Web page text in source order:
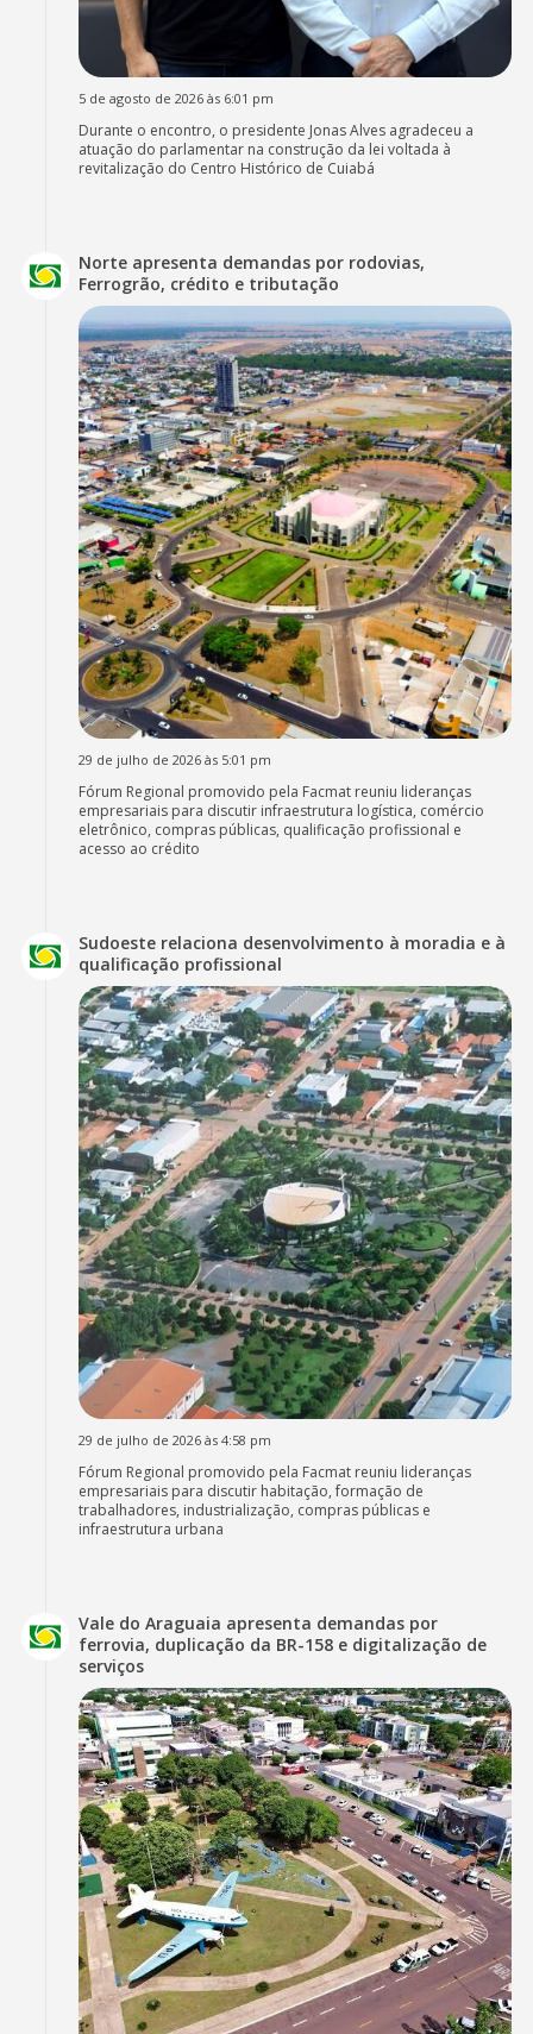
5 de agosto de 2026 às 6:01 pm
Durante o encontro, o presidente Jonas Alves agradeceu a
atuação do parlamentar na construção da lei voltada à
revitalização do Centro Histórico de Cuiabá
Norte apresenta demandas por rodovias,
Ferrogrão, crédito e tributação
29 de julho de 2026 às 5:01 pm
Fórum Regional promovido pela Facmat reuniu lideranças
empresariais para discutir infraestrutura logística, comércio
eletrônico, compras públicas, qualificação profissional e
acesso ao crédito
Sudoeste relaciona desenvolvimento à moradia e à
qualificação profissional
29 de julho de 2026 às 4:58 pm
Fórum Regional promovido pela Facmat reuniu lideranças
empresariais para discutir habitação, formação de
trabalhadores, industrialização, compras públicas e
infraestrutura urbana
Vale do Araguaia apresenta demandas por
ferrovia, duplicação da BR-158 e digitalização de
serviços